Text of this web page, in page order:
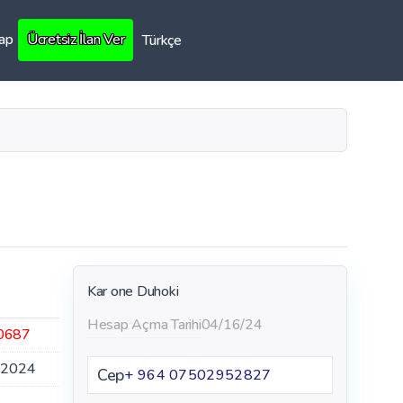
Ücretsiz İlan Ver Türkçe
Kar one Duhoki
Hesap Açma Tarihi04/16/24
Cep+ 964 07502952827